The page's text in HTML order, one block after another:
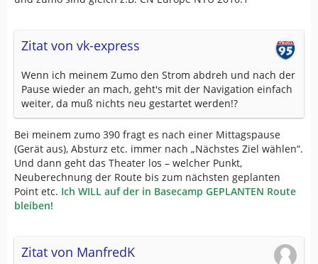
Zitat von vk-express
Wenn ich meinem Zumo den Strom abdreh und nach der
Pause wieder an mach, geht's mit der Navigation einfach
weiter, da muß nichts neu gestartet werden!?
Bei meinem zumo 390 fragt es nach einer Mittagspause
(Gerät aus), Absturz etc. immer nach „Nächstes Ziel wählen“.
Und dann geht das Theater los – welcher Punkt,
Neuberechnung der Route bis zum nächsten geplanten
Point etc. Ich WILL auf der in Basecamp GEPLANTEN Route
bleiben!
Zitat von ManfredK